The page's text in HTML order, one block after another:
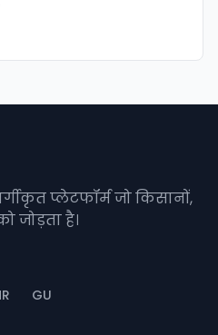
प्लेटफॉर्म जो किसानों,
जोड़ता है।
GU